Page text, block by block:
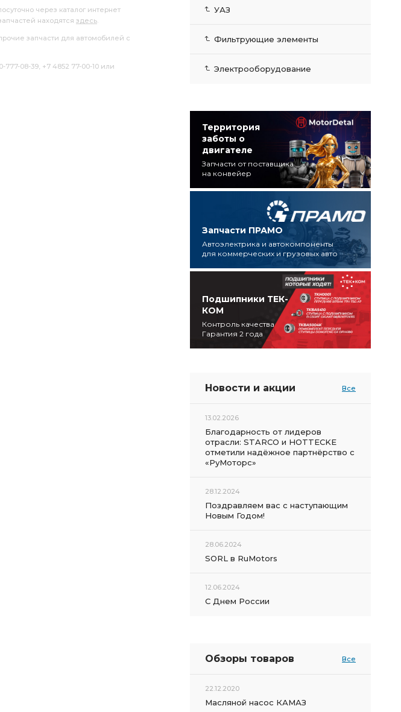
через каталог интернет
находятся здесь.
запчасти для автомобилей с
08-39, +7 4852 77-00-10 или
УАЗ
Фильтрующие элементы
Электрооборудование
Территория
заботы о
двигателе
Запчасти от поставщика
на конвейер
Запчасти ПРАМО
Автоэлектрика и автокомпоненты
для коммерческих и грузовых авто
Подшипники ТЕК-
КОМ
Контроль качества
Гарантия 2 года
Новости и акции Все
13.02.2026
Благодарность от лидеров
отрасли: STARCO и HOTTECKE
отметили надёжное партнёрство с
«РуМоторс»
28.12.2024
Поздравляем вас с наступающим
Новым Годом!
28.06.2024
SORL в RuMotors
12.06.2024
С Днем России
Обзоры товаров Все
22.12.2020
Масляной насос КАМАЗ